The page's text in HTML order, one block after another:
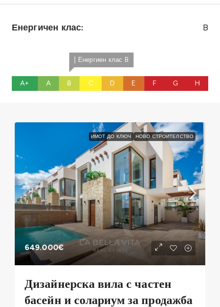
Енергичен клас: B
A+ A
| Енергиен клас B
B C D E F G H
ИМОТ ДО КЛЮЧ НОВО СТРОИТЕЛСТВО
649.000€
Дизайнерска вила с частен
басейн и солариум за продажба